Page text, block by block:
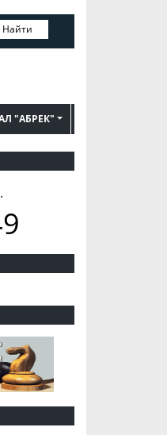
Найти
"АБРЕК"